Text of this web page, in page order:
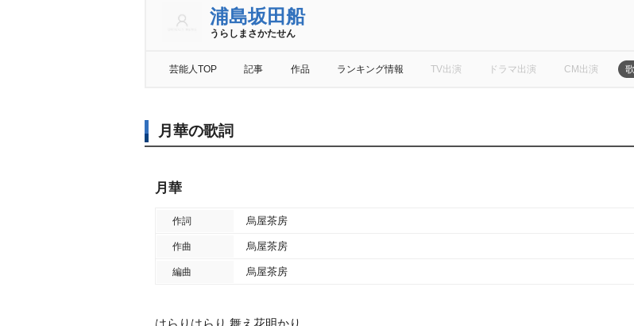
浦島坂田船
うらしまさかたせん
芸能人TOP 記事 作品 ランキング情報 TV出演 ドラマ出演 CM出演
月華の歌詞
月華
作詞 烏屋茶房
作曲 烏屋茶房
編曲 烏屋茶房
はらりはらり 舞え花明かり